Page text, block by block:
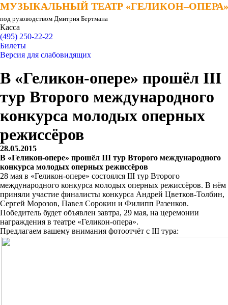
МУЗЫКАЛЬНЫЙ ТЕАТР «ГЕЛИКОН–ОПЕРА»
МУЗЫКАЛЬНЫЙ ТЕАТР «ГЕЛИКОН–ОПЕРА»
под руководством Дмитрия Бертмана
Касса
(495) 250-22-22
Билеты
Версия для слабовидящих
В «Геликон-опере» прошёл III
тур Второго международного
конкурса молодых оперных
режиссёров
28.05.2015
В «Геликон-опере» прошёл III тур Второго международного
конкурса молодых оперных режиссёров
28 мая в «Геликон-опере» состоялся III тур Второго
международного конкурса молодых оперных режиссёров. В нём
приняли участие финалисты конкурса Андрей Цветков-Толбин,
Сергей Морозов, Павел Сорокин и Филипп Разенков.
Победитель будет объявлен завтра, 29 мая, на церемонии
награждения в театре «Геликон-опера».
Предлагаем вашему внимания фотоотчёт с III тура: